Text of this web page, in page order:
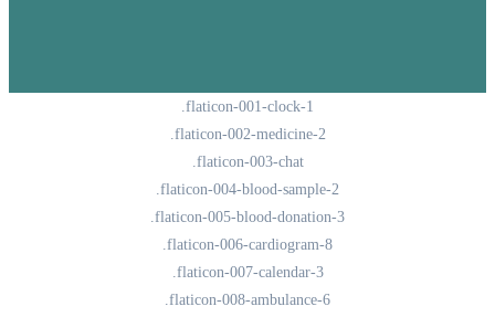
.flaticon-001-clock-1
.flaticon-002-medicine-2
.flaticon-003-chat
.flaticon-004-blood-sample-2
.flaticon-005-blood-donation-3
.flaticon-006-cardiogram-8
.flaticon-007-calendar-3
.flaticon-008-ambulance-6